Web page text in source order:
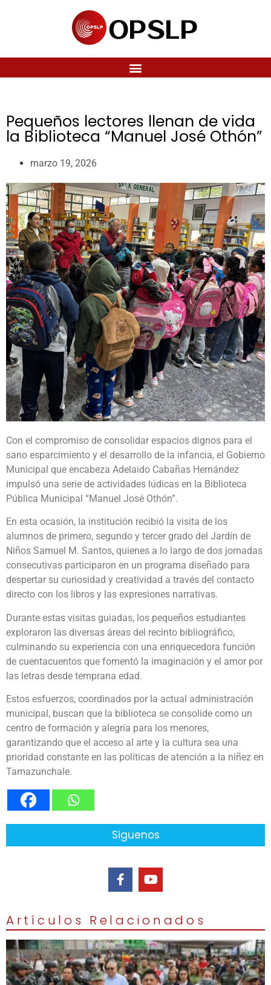
Pequeños lectores llenan de vida
la Biblioteca “Manuel José Othón”
marzo 19, 2026
Con el compromiso de consolidar espacios dignos para el
sano esparcimiento y el desarrollo de la infancia, el Gobierno
Municipal que encabeza Adelaido Cabañas Hernández
impulsó una serie de actividades lúdicas en la Biblioteca
Pública Municipal “Manuel José Othón”.
En esta ocasión, la institución recibió la visita de los
alumnos de primero, segundo y tercer grado del Jardín de
Niños Samuel M. Santos, quienes a lo largo de dos jornadas
consecutivas participaron en un programa diseñado para
despertar su curiosidad y creatividad a través del contacto
directo con los libros y las expresiones narrativas.
Durante estas visitas guiadas, los pequeños estudiantes
exploraron las diversas áreas del recinto bibliográfico,
culminando su experiencia con una enriquecedora función
de cuentacuentos que fomentó la imaginación y el amor por
las letras desde temprana edad.
Estos esfuerzos, coordinados por la actual administración
municipal, buscan que la biblioteca se consolide como un
centro de formación y alegría para los menores,
garantizando que el acceso al arte y la cultura sea una
prioridad constante en las políticas de atención a la niñez en
Tamazunchale.
Siguenos
Artículos Relacionados